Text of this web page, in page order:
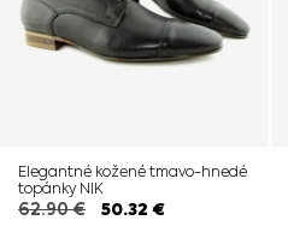
Elegantné kožené tmavo-hnedé
topánky NIK
62.90€ 50.32 €